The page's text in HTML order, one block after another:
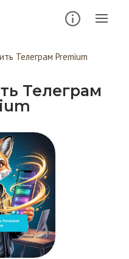
Телеграм Premium
Телеграм